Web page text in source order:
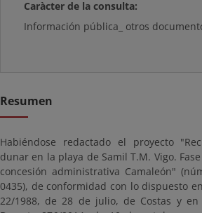
Caràcter de la consulta:
Información pública_ otros
Resumen
Habiéndose redactado el proyecto
dunar en la playa de Samil T.M. Vigo.
concesión administrativa Camaleón"
0435), de conformidad con lo dispuesto
22/1988, de 28 de julio, de Costas y